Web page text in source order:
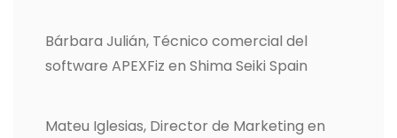
Bárbara Julián, Técnico comercial del
software APEXFiz en Shima Seiki Spain
Mateu Iglesias, Director de Marketing en